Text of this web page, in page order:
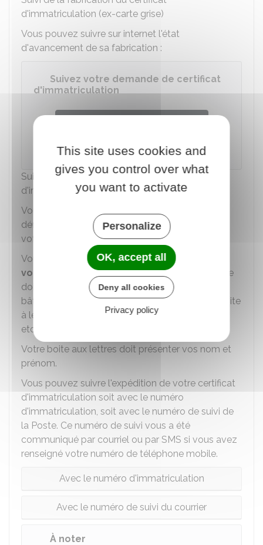
d'immatriculation (ex-carte grise)
Vous pouvez suivre sur internet l'état
d'avancement de sa fabrication :
Suivez votre demande de certificat
d'immatriculation
Agence nationale des titres sécurisés (ANTS)
Suivi de l'acheminement du certificat
d'immatriculation (ex-carte grise)
Vous recevrez le certificat d'immatriculation
définitif, envoyé par La Poste en lettre suivie
votre domicile dansun délai qui peut varier
Vous devez
faire attention à l'adresse que
vous fournissezdans la procédure en ligne. Elle
doit être la plus complète possible (numéro de
bâtiment, numéro d'appartement, numéro de boite
à lettres, étage, couloir, escalier, " résidant chez ",
etc.).
Votre boite aux lettres doit présenter vos nom et
prénom.
Vous pouvez suivre l'expédition de votre certificat
d'immatriculation soit avec le numéro
d'immatriculation, soit avec le numéro de suivi de
la Poste. Ce numéro de suivi vous a été
communiqué par courriel ou par SMS si vous avez
renseigné votre numéro de téléphone mobile.
Avec le numéro d'immatriculation
Avec le numéro de suivi du courrier
À noter
This site uses cookies and
gives you control over what
you want to activate
Personalize
OK, accept all
Deny all cookies
Privacy policy